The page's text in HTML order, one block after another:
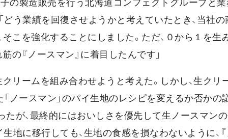
の製造販売を行う北海道コンフェクトグループと業
う業績を回復させようかと考えていたとき、当社
こを強化することにしました。ただ、０から１を生
の『ノースマン』に着目したんです」
リームを組み合わせようと考えた。しかし、生クリ
ノースマン」のパイ生地のレシピを変えるか否かの
たが、最終的にはおいしさを優先して生ノースマン
地に移行しても、生地の食感を損なわないように、